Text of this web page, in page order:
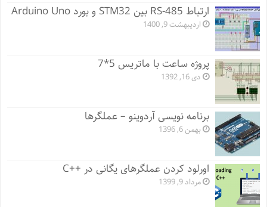
ارتباط RS-485 بین STM32 و بورد Arduino Uno
اردیبهشت 9, 1400
پروژه ساعت با ماتریس 5*7
دی 16, 1392
برنامه نویسی آردوینو – عملگرها
بهمن 6, 1396
اورلود کردن عملگرهای یگانی در ++C
مرداد 9, 1399